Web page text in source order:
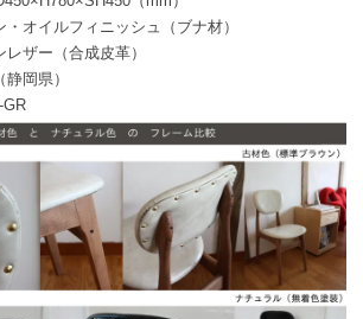
・オイルフィニッシュ（ブナ材）
レザー（合成皮革）
静岡県）
GR